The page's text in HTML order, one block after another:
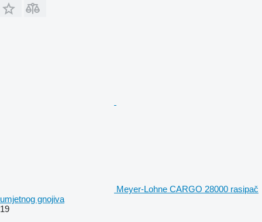
Meyer-Lohne CARGO 28000 rasipač
umjetnog gnojiva
19